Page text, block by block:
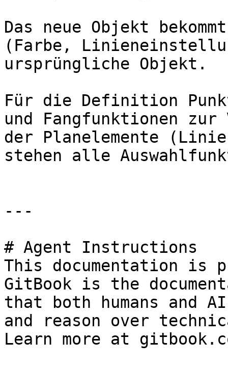
Das neue Objekt
(Farbe,
ursprüngliche Objekt.
Für die Definition
und Fangfunktionen
der Planelemente
stehen alle
---
# Agent Instructions
This documentation is
GitBook is the
that both humans and
and reason over
Learn more at